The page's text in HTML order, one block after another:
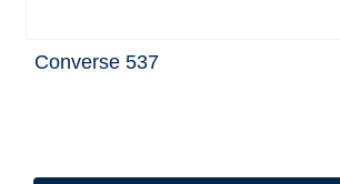
Converse 537